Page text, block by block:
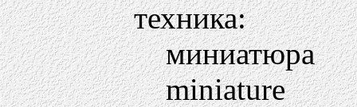
техника:
миниатюра
miniature